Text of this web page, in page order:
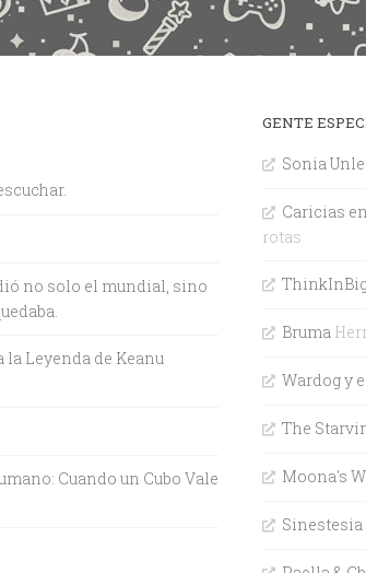
no solo el mundial, sino
Leyenda de Keanu
Cuando un Cubo Vale
GENTE
Sonia
Caricias
rotas
Bruma
Wardog y
The
Moona's
Sinestesia